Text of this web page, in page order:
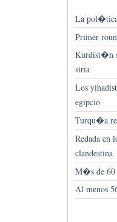
La
Primer
Kurdist�n
siria
Los
egipcio
Turqu�a
Redada en
clandestina
M�s de 60
Al menos